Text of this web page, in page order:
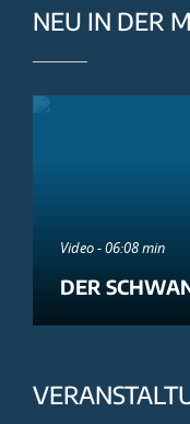
NEU IN DER
Video - 06:08 min
DER